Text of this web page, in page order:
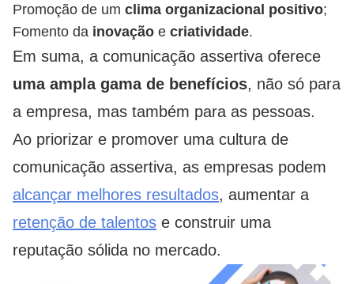
Promoção de um clima organizacional positivo;
Fomento da inovação e criatividade.
Em suma, a comunicação assertiva oferece
uma ampla gama de benefícios, não só para
a empresa, mas também para as pessoas.
Ao priorizar e promover uma cultura de
comunicação assertiva, as empresas podem
alcançar melhores resultados, aumentar a
retenção de talentos e construir uma
reputação sólida no mercado.